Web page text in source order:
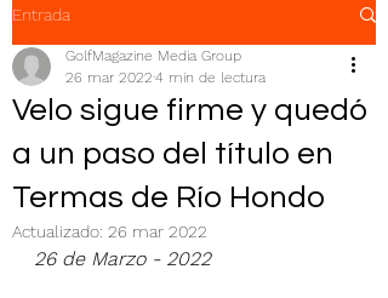
Entrada
Velo sigue firme y quedó
a un paso del título en
Termas de Río Hondo
GolfMagazine Media Group
26 mar 2022 4 min de lectura
Actualizado: 26 mar 2022
26 de Marzo - 2022